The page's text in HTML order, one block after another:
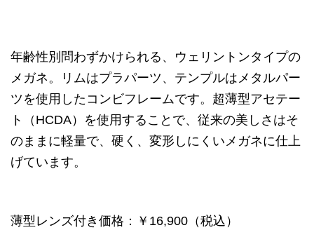
年齢性別問わずかけられる、ウェリントンタイプの
メガネ。リムはプラパーツ、テンプルはメタルパー
ツを使用したコンビフレームです。超薄型アセテー
ト（HCDA）を使用することで、従来の美しさはそ
のままに軽量で、硬く、変形しにくいメガネに仕上
げています。
薄型レンズ付き価格：￥16,900（税込）